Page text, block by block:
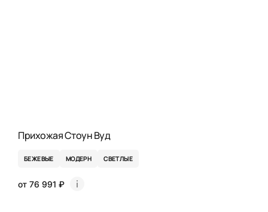
Прихожая Стоун Вуд
БЕЖЕВЫЕ МОДЕРН СВЕТЛЫЕ
от 76 991 ₽